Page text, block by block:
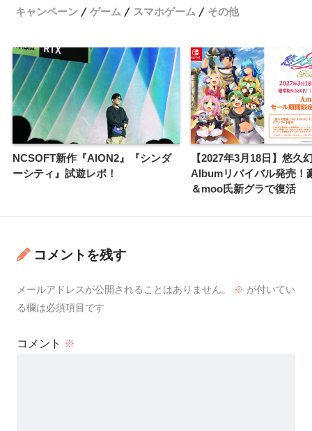
キャンペーン
ゲーム スマホゲーム その他
NCSOFT新作『AION2』『シンダ
ーシティ』試遊レポ！
【2027年3月18日】悠久
Albumリバイバル発売！
＆moo氏新グラで復活
コメントを残す
メールアドレスが公開されることはありません。 ※ が付いてい
る欄は必須項目です
コメント ※